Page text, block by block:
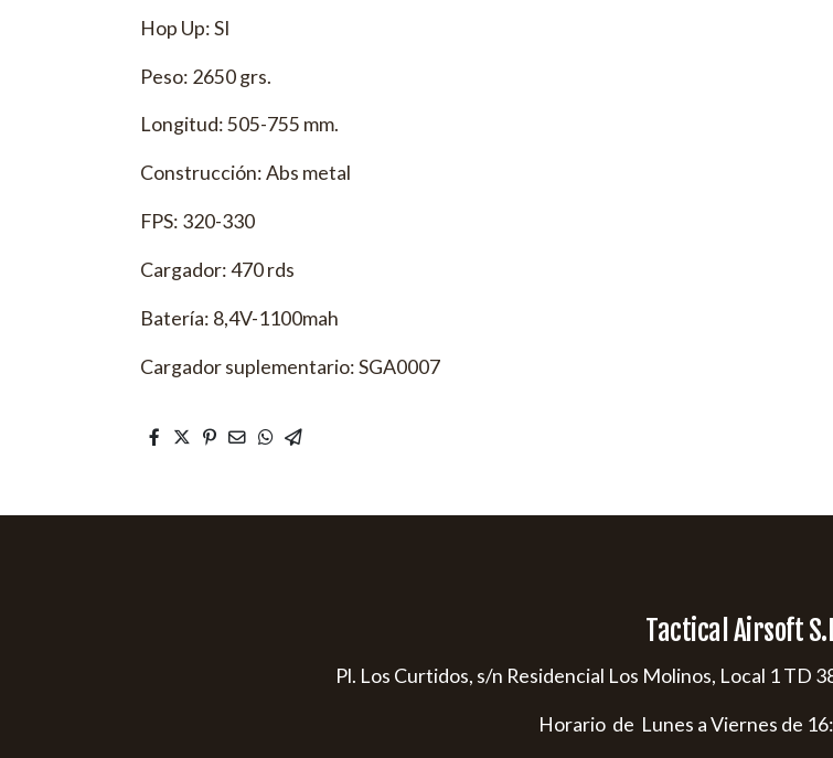
Hop Up: SI
Peso: 2650 grs.
Longitud: 505-755 mm.
Construcción: Abs metal
FPS: 320-330
Cargador: 470 rds
Batería: 8,4V-1100mah
Cargador suplementario: SGA0007
Tactical Airsoft
Pl. Los Curtidos, s/n Residencial Los Molinos, Local 1 TD
Horario de Lunes a Viernes de